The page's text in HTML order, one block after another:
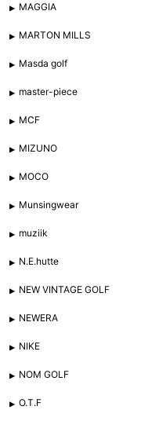
MAGGIA
MARTON MILLS
Masda golf
master-piece
MCF
MIZUNO
MOCO
Munsingwear
muziik
N.E.hutte
NEW VINTAGE GOLF
NEWERA
NIKE
NOM GOLF
O.T.F